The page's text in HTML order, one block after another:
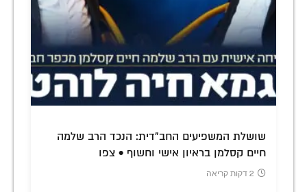
שושלת המשפיעים החב"דית: הנכד הרב שלמה
חיים קסלמן בראיון אישי וחשוף • צפו
2 דקות קריאה